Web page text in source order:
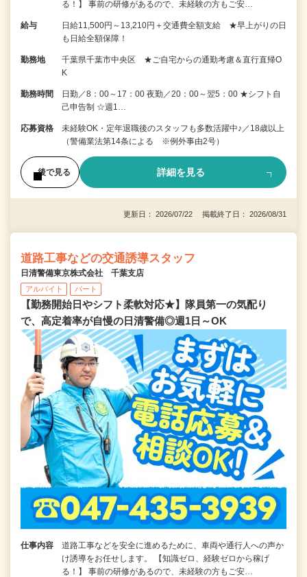
る！】 事前の研修があるので、未経験の方もご安…
給与
日給11,500円～13,210円＋交通費全額支給 ★早上がりの日
も日給全額保障！
勤務地
千葉県千葉市中央区 ★ご自宅からの通勤考慮＆直行直帰O
K
勤務時間
日勤／8：00～17：00 夜勤／20：00～翌5：00 ★シフト自
己申告制 ☆週1…
応募資格
未経験OK・定年退職後のスタッフも多数活躍中♪／18歳以上
（警備業法第14条による ※例外事由2号）
後で見る 詳細を見る
更新日： 2026/07/22 掲載終了日： 2026/08/31
道路工事などの交通誘導スタッフ
日清警備東京株式会社 千葉支店
アルバイト パート
【勤務開始日やシフト柔軟対応★】隊員第一の気配り
で、高定着率が自慢の日清警備◎週1日～OK
仕事内容
道路工事などを安全に進めるために、車両や通行人への声か
け誘導をお任せします。 【知識ゼロ、経験ゼロから稼げ
る！】 事前の研修があるので、未経験の方もご安…